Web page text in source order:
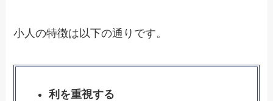
小人の特徴は以下の通りです。
利を重視する